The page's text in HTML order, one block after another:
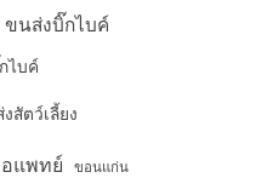
ขนส่งบิ๊กไบค์
ไบค์
สัตว์เลี้ยง
แพทย์ ขอนแก่น